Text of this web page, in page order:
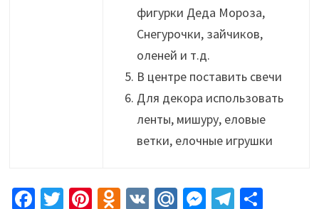
фигурки Деда Мороза,
Снегурочки, зайчиков,
оленей и т.д.
В центре поставить свечи
Для декора использовать
ленты, мишуру, еловые
ветки, елочные игрушки
Fa T Pi O V M M Te О